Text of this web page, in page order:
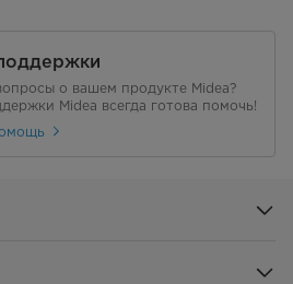
о вашем продукте Midea?
Midea всегда готова помочь!